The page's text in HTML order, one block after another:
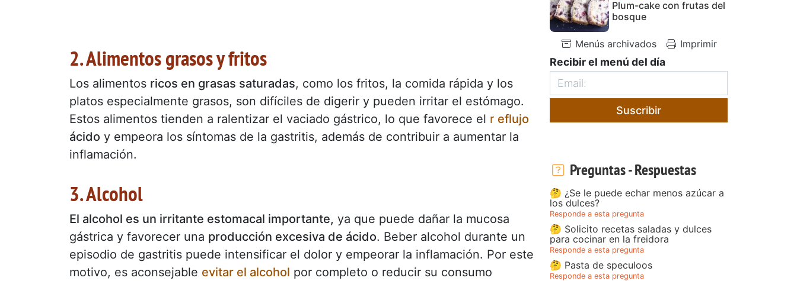
2. Alimentos grasos y fritos
Los alimentos ricos en grasas saturadas, como los fritos, la comida rápida y los
platos especialmente grasos, son difíciles de digerir y pueden irritar el estómago.
Estos alimentos tienden a ralentizar el vaciado gástrico, lo que favorece el r eflujo
ácido y empeora los síntomas de la gastritis, además de contribuir a aumentar la
inflamación.
3. Alcohol
El alcohol es un irritante estomacal importante, ya que puede dañar la mucosa
gástrica y favorecer una producción excesiva de ácido. Beber alcohol durante un
episodio de gastritis puede intensificar el dolor y empeorar la inflamación. Por este
motivo, es aconsejable evitar el alcohol por completo o reducir su consumo
Plum-cake con frutas del
bosque
Menús archivados Imprimir
Recibir el menú del día
Suscribir
Preguntas - Respuestas
🤔 ¿Se le puede echar menos azúcar a
los dulces?
Responde a esta pregunta
🤔 Solicito recetas saladas y dulces
para cocinar en la freidora
Responde a esta pregunta
🤔 Pasta de speculoos
Responde a esta pregunta